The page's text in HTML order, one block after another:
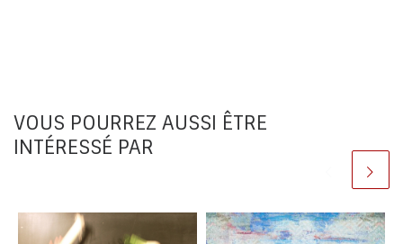
VOUS POURREZ AUSSI ÊTRE
INTÉRESSÉ PAR